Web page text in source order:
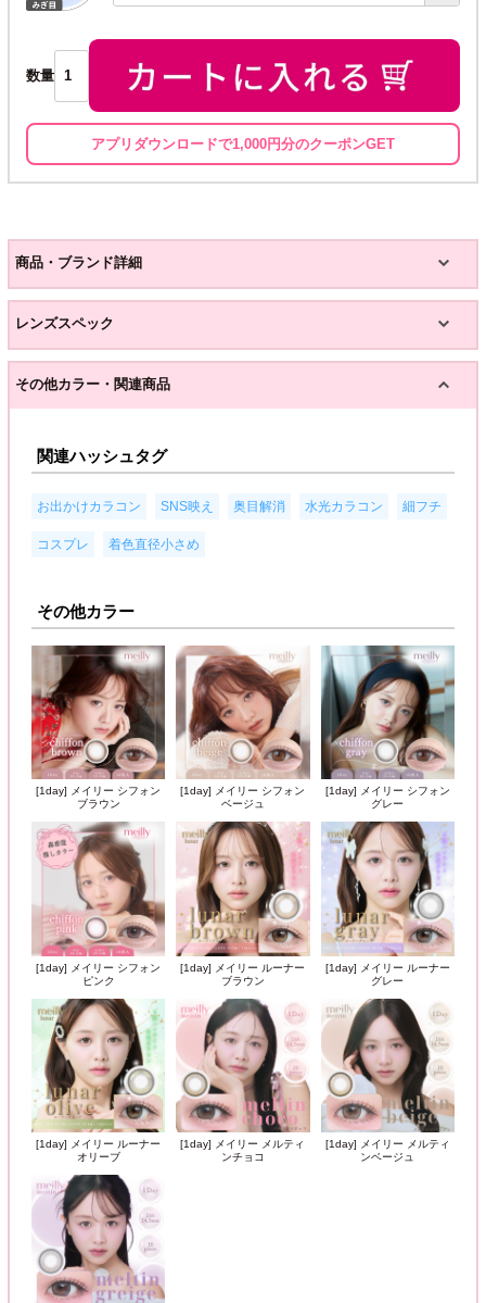
数量
アプリダウンロードで1,000円分のクーポンGET
商品・ブランド詳細
レンズスペック
その他カラー・関連商品
関連ハッシュタグ
お出かけカラコン SNS映え 奥目解消 水光カラコン 細フチ
コスプレ 着色直径小さめ
その他カラー
[1day] メイリー シフォン
ブラウン
[1day] メイリー シフォン
ベージュ
[1day] メイリー シフォン
グレー
[1day] メイリー シフォン
ピンク
[1day] メイリー ルーナー
ブラウン
[1day] メイリー ルーナー
グレー
[1day] メイリー ルーナー
オリーブ
[1day] メイリー メルティ
ンチョコ
[1day] メイリー メルティ
ンベージュ